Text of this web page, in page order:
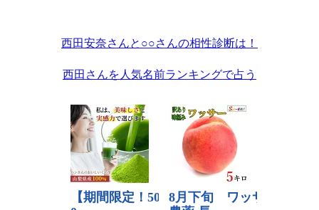
西田安奈さんと○○さんの相性診断は！
西田さんを人気名前ランキングで占う